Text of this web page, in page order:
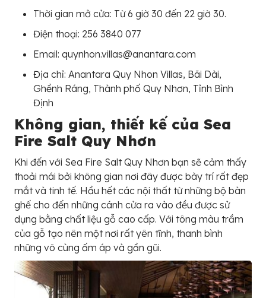
Thời gian mở cửa: Từ 6 giờ 30 đến 22 giờ 30.
Điện thoại: 256 3840 077
Email: quynhon.villas@anantara.com
Địa chỉ: Anantara Quy Nhon Villas, Bãi Dài,
Ghềnh Ráng, Thành phố Quy Nhơn, Tỉnh Bình
Định
Không gian, thiết kế của Sea
Fire Salt Quy Nhơn
Khi đến với Sea Fire Salt Quy Nhơn bạn sẽ cảm thấy
thoải mái bởi không gian nơi đây được bày trí rất đẹp
mắt và tinh tế. Hầu hết các nội thất từ những bộ bàn
ghế cho đến những cánh cửa ra vào đều được sử
dụng bằng chất liệu gỗ cao cấp. Với tông màu trầm
của gỗ tạo nên một nơi rất yên tĩnh, thanh bình
những vô cùng ấm áp và gần gũi.